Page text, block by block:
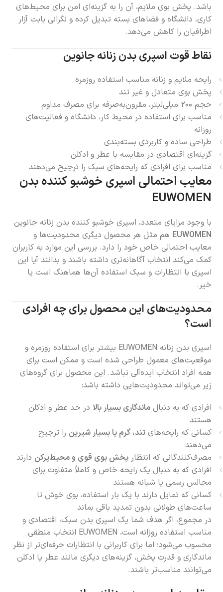
باشد. پخش بوی ملایم، آن را به گزینه‌ای امن برای محیط‌های
کاری، دانشگاه و فضاهای بسته تبدیل کرده و نگرانی بابت آزار
اطرافیان را کاهش می‌دهد.
نقاط قوت اسپری بدن زنانه جانوین
رایحه ملایم و زنانه مناسب استفاده روزمره
پخش بوی متعادل و غیر تند
حجم ۲۰۰ میلی‌لیتر، مقرون‌به‌صرفه برای مصرف مداوم
مناسب برای استفاده در محیط کار، دانشگاه و فعالیت‌های
روزانه
طراحی ساده و کاربردی بسته‌بندی
گزینه‌ای اقتصادی در مقایسه با عطر و ادکلن
مناسب برای افرادی که رایحه‌های سبک را ترجیح می‌دهند
معایب احتمالی اسپری خوشبو کننده بدن
EUWOMEN
با وجود مزایای متعدد، اسپری خوشبو کننده بدن زنانه جانوین
EUWOMEN هم مثل هر محصول دیگری محدودیت‌ها و
معایب احتمالی خاص خود را دارد. بررسی این موارد به کاربران
کمک می‌کند انتخاب آگاهانه‌تری داشته باشند و بدانند آیا این
اسپری با انتظارات و سبک استفاده آن‌ها هماهنگ است یا
خیر.
محدودیت‌های این محصول برای چه افرادی
است؟
اسپری بدن زنانه EUWOMEN بیشتر برای استفاده روزمره و
موقعیت‌های معمول طراحی شده است و ممکن است برای
همه افراد انتخاب ایده‌آلی نباشد. این محصول برای گروه‌های
زیر می‌تواند محدودیت‌هایی داشته باشد:
افرادی که به دنبالماندگاری بسیار بالا در حد عطر و ادکلن
هستند
کسانی که رایحه‌هایتند، گرم یا بسیار شیرین را ترجیح
می‌دهند
مصرف‌کنندگانی که انتظارپخش بوی قوی و محیط‌پرکن دارند
افرادی که به دنبال یک رایحه خاص و کاملاً متفاوت برای
مجالس رسمی یا شبانه هستند
کسانی که تمایل دارند با یک بار استفاده، بوی خوش تا
ساعت‌های طولانی بدون تمدید باقی بماند
در مجموع، اگر هدف شما یک اسپری بدن سبک، اقتصادی و
مناسب استفاده روزانه است، EUWOMEN انتخاب منطقی
محسوب می‌شود؛ اما برای کاربرانی با انتظارات حرفه‌ای‌تر از نظر
ماندگاری و قدرت پخش، گزینه‌های دیگری مانند عطر یا ادکلن
می‌توانند مناسب‌تر باشند.